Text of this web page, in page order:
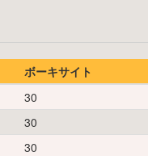
ボーキサイト
30
30
30